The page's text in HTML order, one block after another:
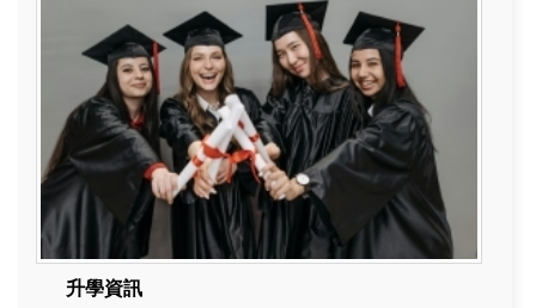
升學資訊